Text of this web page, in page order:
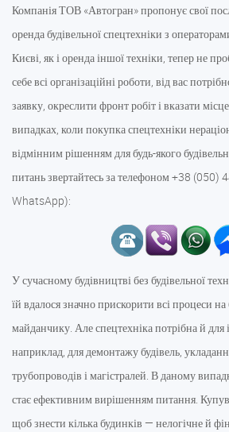
Компанія ТОВ «Автогран» пропонує свої
оренда будівельної спецтехніки з
Києві, як і оренда іншої техніки, тепер не
себе всі організаційні роботи, від вас
заявку, окреслити фронт робіт і вказати
випадках, коли покупка спецтехніки
відмінним рішенням для будь-якого
питань звертайтесь за телефоном +38 (050)
WhatsApp):
У сучасному будівництві без будівельної
їй вдалося значно прискорити всі процеси
майданчику. Але спецтехніка потрібна й
наприклад, для демонтажу будівель,
трубопроводів і магістралей. В даному
стає ефективним вирішенням питання.
щоб знести кілька будинків — нелогічне й